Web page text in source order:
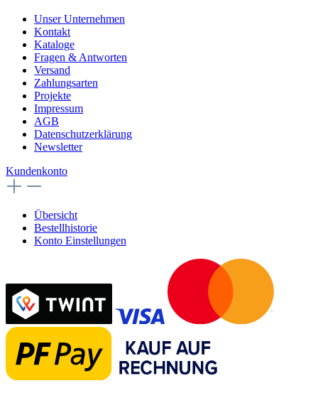
Unser Unternehmen
Kontakt
Kataloge
Fragen & Antworten
Versand
Zahlungsarten
Projekte
Impressum
AGB
Datenschutzerklärung
Newsletter
Kundenkonto
Übersicht
Bestellhistorie
Konto Einstellungen